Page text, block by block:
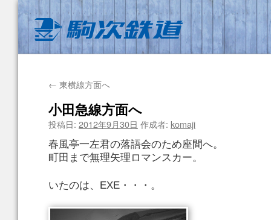
← 東横線方面へ
小田急線方面へ
投稿日: 2012年9月30日 作成者: komaji
春風亭一左君の落語会のため座間へ。
町田まで無理矢理ロマンスカー。
いたのは、EXE・・・。